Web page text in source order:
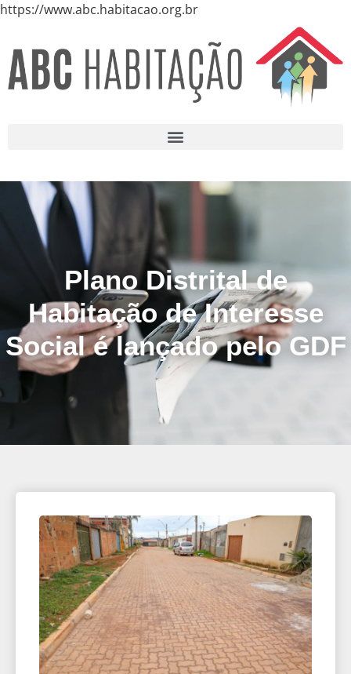
https://www.abc.habitacao.org.br
Plano Distrital de
Habitação de Interesse
Social é lançado pelo GDF